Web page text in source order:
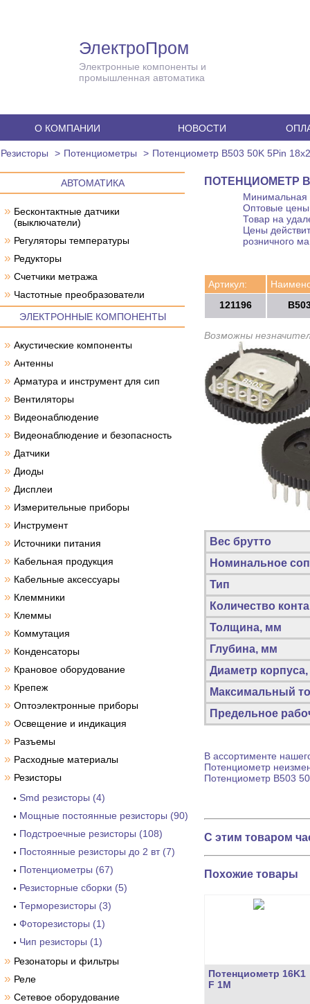
ЭлектроПром
Электронные компоненты и
промышленная автоматика
О КОМПАНИИ НОВОСТИ
Резисторы Потенциометры Потенциометр B503 50K 5Pin 18x2
АВТОМАТИКА
» Бесконтактные датчики
(выключатели)
» Регуляторы температуры
» Редукторы
» Счетчики метража
» Частотные преобразователи
ЭЛЕКТРОННЫЕ КОМПОНЕНТЫ
» Акустические компоненты
» Антенны
» Арматура и инструмент для сип
» Вентиляторы
» Видеонаблюдение
» Видеонаблюдение и безопасность
» Датчики
» Диоды
» Дисплеи
» Измерительные приборы
» Инструмент
» Источники питания
» Кабельная продукция
» Кабельные аксессуары
» Клеммники
» Клеммы
» Коммутация
» Конденсаторы
» Крановое оборудование
» Крепеж
» Оптоэлектронные приборы
» Освещение и индикация
» Разъемы
» Расходные материалы
» Резисторы
Smd резисторы (4)
Мощные постоянные резисторы (90)
Подстроечные резисторы (108)
Постоянные резисторы до 2 вт (7)
Потенциометры (67)
Резисторные сборки (5)
Терморезисторы (3)
Фоторезисторы (1)
Чип резисторы (1)
» Резонаторы и фильтры
» Реле
» Сетевое оборудование
ПОТЕНЦИОМЕТР
Минимальная
Оптовые цены
Товар на
Цены
розничного
Артикул:
121196
Возможны
Вес брутто
Номинальное
Тип
Количество
Толщина, мм
Глубина, мм
Диаметр
Максимальный
Предельное
В ассортименте
Потенциометр
Потенциометр B503
С этим товаром
Похожие товары
Потенциометр 16K1
F 1M